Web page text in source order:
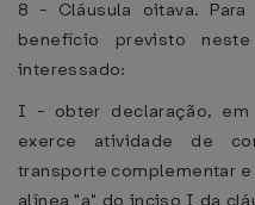
8 - Cláusula oitava.
benefício previsto
interessado:
I - obter declaração,
exerce atividade de
transporte complementar e
alínea "a" do inciso I da